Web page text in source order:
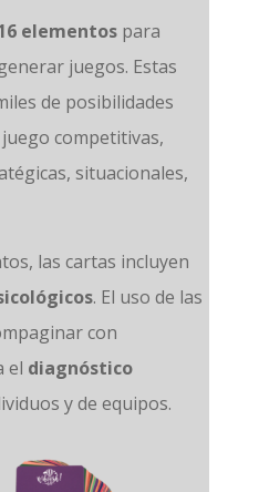
elementos para
juegos. Estas
de posibilidades
competitivas,
situacionales,
las cartas incluyen
. El uso de las
con
el diagnóstico
y de equipos.